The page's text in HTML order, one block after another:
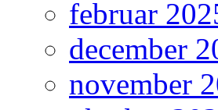
februar
december
november